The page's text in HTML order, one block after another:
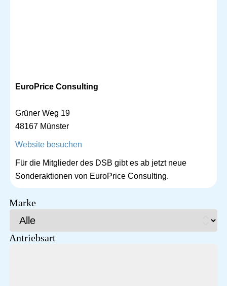
EuroPrice Consulting
Grüner Weg 19
48167 Münster
Website besuchen
Für die Mitglieder des DSB gibt es ab jetzt neue
Sonderaktionen von EuroPrice Consulting.